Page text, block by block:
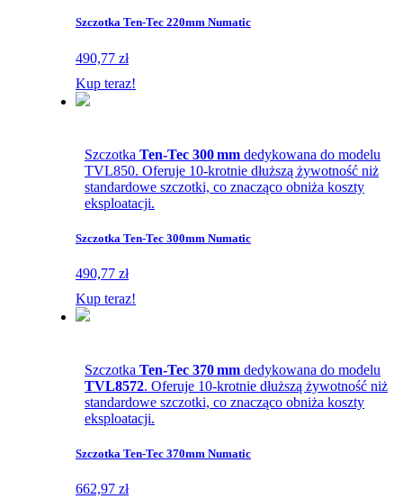
Szczotka Ten-Tec 220mm Numatic
490,77 zł
Kup teraz!
Szczotka Ten-Tec 300 mm dedykowana do modelu
TVL850. Oferuje 10-krotnie dłuższą żywotność niż
standardowe szczotki, co znacząco obniża koszty
eksploatacji.
Szczotka Ten-Tec 300mm Numatic
490,77 zł
Kup teraz!
Szczotka Ten-Tec 370 mm dedykowana do modelu
TVL8572. Oferuje 10-krotnie dłuższą żywotność niż
standardowe szczotki, co znacząco obniża koszty
eksploatacji.
Szczotka Ten-Tec 370mm Numatic
662,97 zł